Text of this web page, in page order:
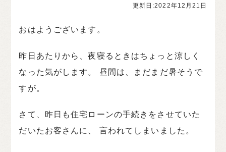
更新日:2022年12月21日
おはようございます。
昨日あたりから、夜寝るときはちょっと涼しく
なった気がします。 昼間は、まだまだ暑そうで
すが。
さて、昨日も住宅ローンの手続きをさせていた
だいたお客さんに、 言われてしまいました。